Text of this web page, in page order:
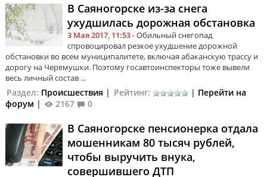
В Саяногорске из-за снега
ухудшилась дорожная обстановка
3 Мая 2017, 11:53- Обильный снегопад
спровоцировал резкое ухудшение дорожной
обстановки во всем муниципалитете, включая абаканскую трассу и
дорогу на Черемушки. Поэтому госавтоинспекторы тоже вывели
весь личный состав ...
Раздел: Происшествия | Рейтинг: | Перейти на
форум | 2167 0
В Саяногорске пенсионерка отдала
мошенникам 80 тысяч рублей,
чтобы выручить внука,
совершившего ДТП